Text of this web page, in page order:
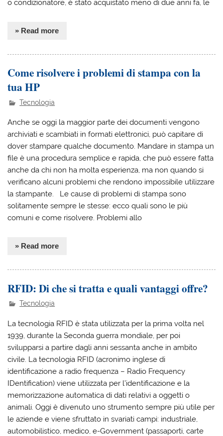
o condizionatore, è stato acquistato meno di due anni fa, le
» Read more
Come risolvere i problemi di stampa con la
tua HP
Tecnologia
Anche se oggi la maggior parte dei documenti vengono
archiviati e scambiati in formati elettronici, può capitare di
dover stampare qualche documento. Mandare in stampa un
file è una procedura semplice e rapida, che può essere fatta
anche da chi non ha molta esperienza, ma non quando si
verificano alcuni problemi che rendono impossibile utilizzare
la stampante. Le cause di problemi di stampa sono
solitamente sempre le stesse: ecco quali sono le più
comuni e come risolvere. Problemi allo
» Read more
RFID: Di che si tratta e quali vantaggi offre?
Tecnologia
La tecnologia RFID è stata utilizzata per la prima volta nel
1939, durante la Seconda guerra mondiale, per poi
svilupparsi a partire dagli anni sessanta anche in ambito
civile. La tecnologia RFID (acronimo inglese di
identificazione a radio frequenza – Radio Frequency
IDentification) viene utilizzata per l’identificazione e la
memorizzazione automatica di dati relativi a oggetti o
animali. Oggi è divenuto uno strumento sempre più utile per
le aziende e viene sfruttato in svariati campi: industriale,
automobilistico, medico, e-Government (passaporti, carte